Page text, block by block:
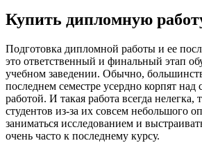
Купить дипломную
Подготовка дипломной работы и ее
это ответственный и финальный этап
учебном заведении. Обычно,
последнем семестре усердно корпят
работой. И такая работа всегда нелегка,
студентов из-за их совсем небольшого
заниматься исследованием и
очень часто к последнему курсу.